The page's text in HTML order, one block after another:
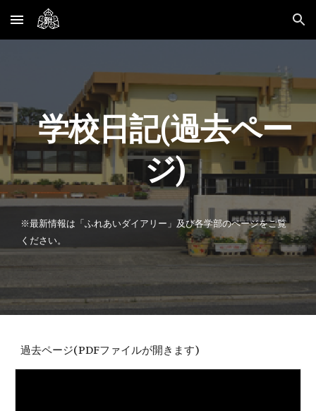
Skip to main content Skip to navigation
学校日記(過去ペー
ジ)
※最新情報は「ふれあいダイアリー」及び各学部のページをご覧
ください。
過去ページ(PDFファイルが開きます)